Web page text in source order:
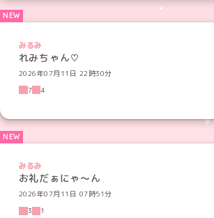
みるみ
れみちゃん♡
2026年07月11日 22時30分
7
4
みるみ
お礼だぁにゃ〜ん
2026年07月11日 07時51分
3
1